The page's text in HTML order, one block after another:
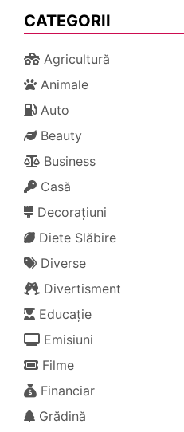
CATEGORII
Agricultură
Animale
Auto
Beauty
Business
Casă
Decorațiuni
Diete Slăbire
Diverse
Divertisment
Educație
Emisiuni
Filme
Financiar
Grădină